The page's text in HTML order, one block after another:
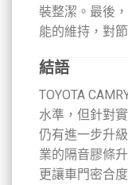
裝整潔。最後
能的維持，對
結語
TOYOTA
水準，但針對
仍有進一步升
業的隔音膠條
更讓車門密合